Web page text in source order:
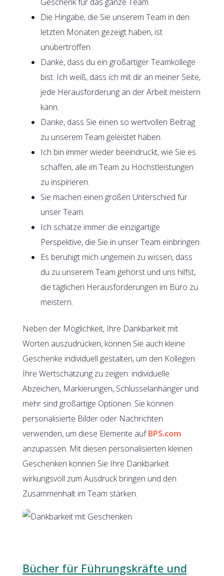
Die Hingabe, die Sie unserem Team in den
letzten Monaten gezeigt haben, ist
unübertroffen.
Danke, dass du ein großartiger Teamkollege
bist. Ich weiß, dass ich mit dir an meiner Seite,
jede Herausforderung an der Arbeit meistern
kann.
Danke, dass Sie einen so wertvollen Beitrag
zu unserem Team geleistet haben.
Ich bin immer wieder beeindruckt, wie Sie es
schaffen, alle im Team zu Höchstleistungen
zu inspirieren.
Sie machen einen großen Unterschied für
unser Team.
Ich schätze immer die einzigartige
Perspektive, die Sie in unser Team einbringen.
Es beruhigt mich ungemein zu wissen, dass
du zu unserem Team gehörst und uns hilfst,
die täglichen Herausforderungen im Büro zu
meistern.
Neben der Möglichkeit, Ihre Dankbarkeit mit
Worten auszudrücken, können Sie auch kleine
Geschenke individuell gestalten, um den Kollegen
Ihre Wertschätzung zu zeigen. individuelle
Abzeichen, Markierungen, Schlüsselanhänger und
mehr sind großartige Optionen. Sie können
personalisierte Bilder oder Nachrichten
verwenden, um diese Elemente aufBPS.com
anzupassen. Mit diesen personalisierten kleinen
Geschenken können Sie Ihre Dankbarkeit
wirkungsvoll zum Ausdruck bringen und den
Zusammenhalt im Team stärken.
Bücher für Führungskräfte und